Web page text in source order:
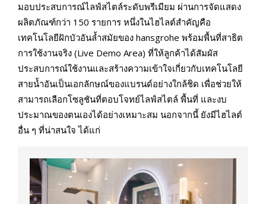
มอบประสบการณ์ไลฟ์สไตล์ระดับพรีเมียม ผ่านการจัดแสดง
ผลิตภัณฑ์กว่า 150 รายการ หนึ่งในไฮไลต์สำคัญคือ
เทคโนโลยีฝักบัวอันล้ำสมัยของ hansgrohe พร้อมพื้นที่สาธิต
การใช้งานจริง (Live Demo Area) ที่ให้ลูกค้าได้สัมผัส
ประสบการณ์ใช้งานและสร้างความเข้าใจเกี่ยวกับเทคโนโลยี
สายน้ำอันเป็นเอกลักษณ์ของแบรนด์อย่างใกล้ชิด เพื่อช่วยให้
สามารถเลือกโซลูชันที่ตอบโจทย์ไลฟ์สไตล์ พื้นที่ และงบ
ประมาณของตนเองได้อย่างเหมาะสม นอกจากนี้ ยังมีไฮไลต์
อื่น ๆ ที่น่าสนใจ ได้แก่